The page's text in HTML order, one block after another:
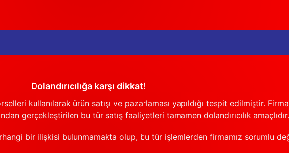
Dolandırıcılığa karşı dikkat!
kullanılarak ürün satışı ve pazarlaması yapıldığı tespit edilmiştir.
gerçekleştirilen bu tür satış faaliyetleri tamamen dolandırıcılık amaçlıdır.
bir ilişkisi bulunmamakta olup, bu tür işlemlerden firmamız sorumlu